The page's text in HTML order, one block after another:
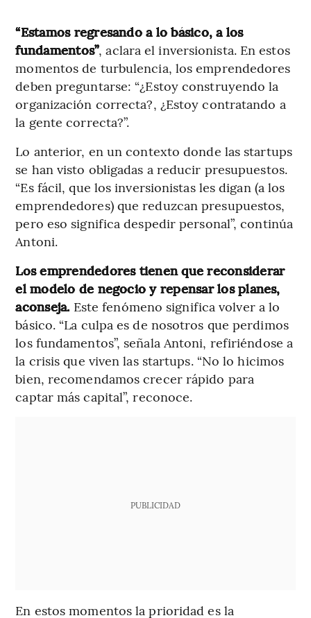
“Estamos regresando a lo básico, a los
fundamentos”, aclara el inversionista. En estos
momentos de turbulencia, los emprendedores
deben preguntarse: “¿Estoy construyendo la
organización correcta?, ¿Estoy contratando a
la gente correcta?”.
Lo anterior, en un contexto donde las startups
se han visto obligadas a reducir presupuestos.
“Es fácil, que los inversionistas les digan (a los
emprendedores) que reduzcan presupuestos,
pero eso significa despedir personal”, continúa
Antoni.
Los emprendedores tienen que reconsiderar
el modelo de negocio y repensar los planes,
aconseja. Este fenómeno significa volver a lo
básico. “La culpa es de nosotros que perdimos
los fundamentos”, señala Antoni, refiriéndose a
la crisis que viven las startups. “No lo hicimos
bien, recomendamos crecer rápido para
captar más capital”, reconoce.
PUBLICIDAD
En estos momentos la prioridad es la